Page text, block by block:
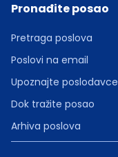
Pronađite posao
Pretraga poslova
Poslovi na email
Upoznajte poslodavce
Dok tražite posao
Arhiva poslova